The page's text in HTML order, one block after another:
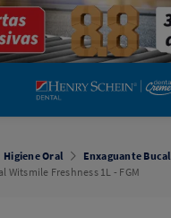
-
Schein
-
Schein
Higiene Oral
Enxaguante Bucal
Witsmile Freshness 1L - FGM